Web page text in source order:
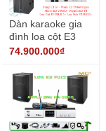
Dàn karaoke gia
đình loa cột E3
BR 8.5 cao cấp
74.900.000₫